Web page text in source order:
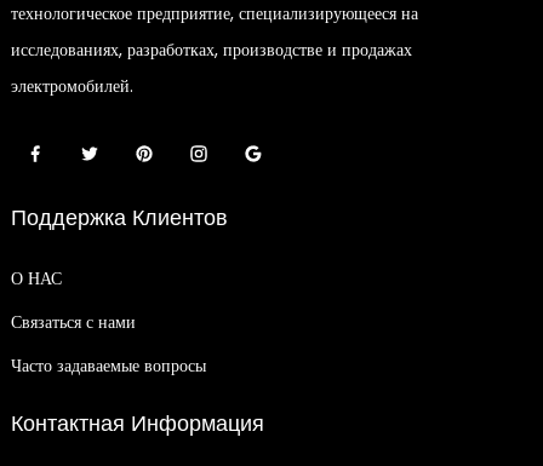
технологическое предприятие, специализирующееся на
исследованиях, разработках, производстве и продажах
электромобилей.
Поддержка Клиентов
О НАС
Связаться с нами
Часто задаваемые вопросы
Контактная Информация